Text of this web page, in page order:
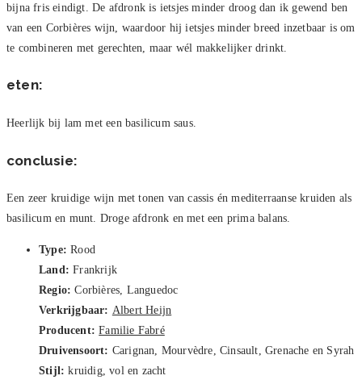
bijna fris eindigt. De afdronk is ietsjes minder droog dan ik gewend ben
van een Corbières wijn, waardoor hij ietsjes minder breed inzetbaar is om
te combineren met gerechten, maar wél makkelijker drinkt.
eten:
Heerlijk bij lam met een basilicum saus.
conclusie:
Een zeer kruidige wijn met tonen van cassis én mediterraanse kruiden als
basilicum en munt. Droge afdronk en met een prima balans.
Type: Rood
Land: Frankrijk
Regio: Corbières, Languedoc
Verkrijgbaar: Albert Heijn
Producent: Familie Fabré
Druivensoort: Carignan, Mourvèdre, Cinsault, Grenache en Syrah
Stijl: kruidig, vol en zacht